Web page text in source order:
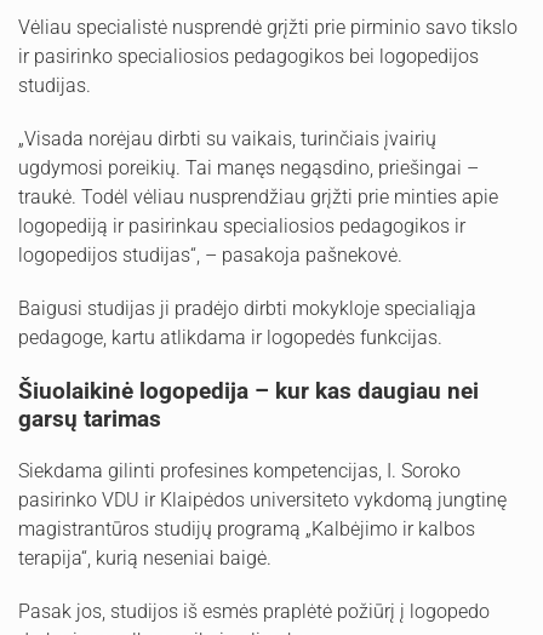
Vėliau specialistė nusprendė grįžti prie pirminio savo tikslo
ir pasirinko specialiosios pedagogikos bei logopedijos
studijas.
„Visada norėjau dirbti su vaikais, turinčiais įvairių
ugdymosi poreikių. Tai manęs negąsdino, priešingai –
traukė. Todėl vėliau nusprendžiau grįžti prie minties apie
logopediją ir pasirinkau specialiosios pedagogikos ir
logopedijos studijas“, – pasakoja pašnekovė.
Baigusi studijas ji pradėjo dirbti mokykloje specialiąja
pedagoge, kartu atlikdama ir logopedės funkcijas.
Šiuolaikinė logopedija – kur kas daugiau nei
garsų tarimas
Siekdama gilinti profesines kompetencijas, I. Soroko
pasirinko VDU ir Klaipėdos universiteto vykdomą jungtinę
magistrantūros studijų programą „Kalbėjimo ir kalbos
terapija“, kurią neseniai baigė.
Pasak jos, studijos iš esmės praplėtė požiūrį į logopedo